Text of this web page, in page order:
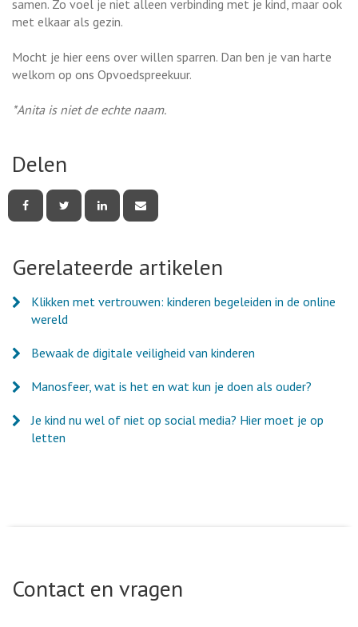
samen. Zo voel je niet alleen verbinding met je kind, maar ook
met elkaar als gezin.
Mocht je hier eens over willen sparren. Dan ben je van harte
welkom op ons Opvoedspreekuur.
*Anita is niet de echte naam.
Delen
deze deze deze deze
mail
Gerelateerde artikelen
Klikken met vertrouwen: kinderen begeleiden in de online
wereld
Bewaak de digitale veiligheid van kinderen
Manosfeer, wat is het en wat kun je doen als ouder?
Je kind nu wel of niet op social media? Hier moet je op
letten
Contact en vragen